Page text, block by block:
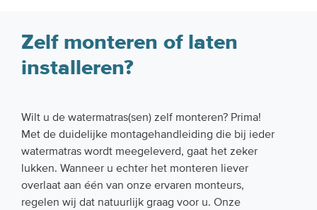
Zelf monteren of laten
installeren?
Wilt u de watermatras(sen) zelf monteren? Prima!
Met de duidelijke montagehandleiding die bij ieder
watermatras wordt meegeleverd, gaat het zeker
lukken. Wanneer u echter het monteren liever
overlaat aan één van onze ervaren monteurs,
regelen wij dat natuurlijk graag voor u. Onze